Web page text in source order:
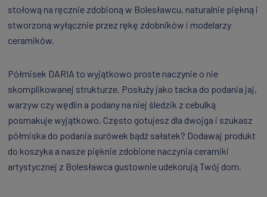
stołową na ręcznie zdobioną w Bolesławcu, naturalnie piękną i
stworzoną wyłącznie przez rękę zdobników i modelarzy
ceramików.
Półmisek DARIA to wyjątkowo proste naczynie o nie
skomplikowanej strukturze. Posłuży jako tacka do podania jaj,
warzyw czy wędlin a podany na niej śledzik z cebulką
posmakuje wyjątkowo. Często gotujesz dla dwojga i szukasz
półmiska do podania surówek bądź sałatek? Dodawaj produkt
do koszyka a nasze pięknie zdobione naczynia ceramiki
artystycznej z Bolesławca gustownie udekorują Twój dom.